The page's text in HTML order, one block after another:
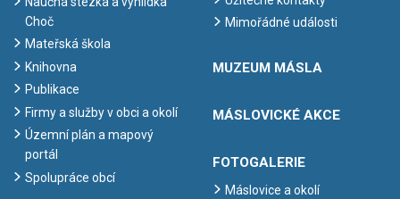
Choč
Mateřská škola
Knihovna
Publikace
Firmy a služby v obci a okolí
Územní plán a mapový
portál
Spolupráce obcí
Mimořádné události
MUZEUM MÁSLA
MÁSLOVICKÉ AKCE
FOTOGALERIE
Máslovice a okolí